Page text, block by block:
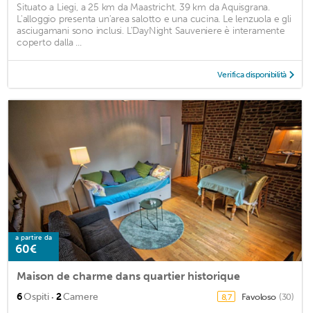
Situato a Liegi, a 25 km da Maastricht. 39 km da Aquisgrana.
L'alloggio presenta un'area salotto e una cucina. Le lenzuola e gli
asciugamani sono inclusi. L'DayNight Sauveniere è interamente
coperto dalla ...
Verifica disponibilità
a partire da
60€
Maison de charme dans quartier historique
6Ospiti · 2Camere 8,7 Favoloso (30)